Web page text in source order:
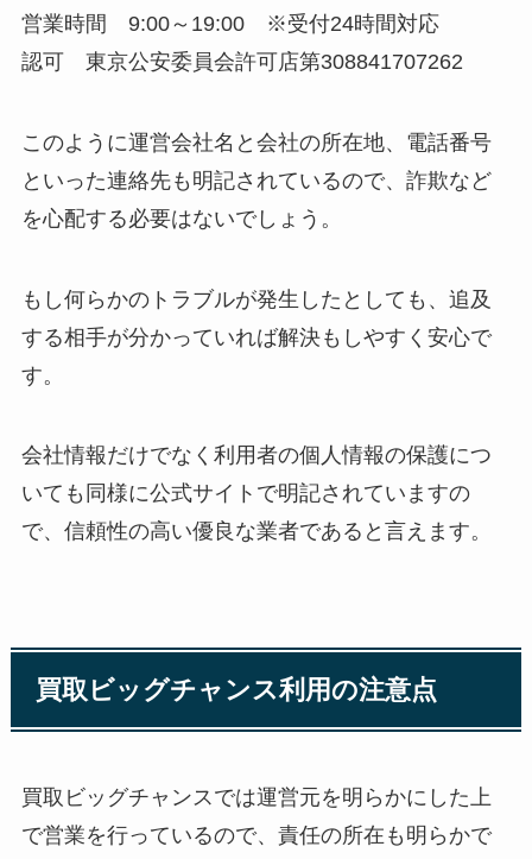
営業時間 9:00～19:00 ※受付24時間対応
認可 東京公安委員会許可店第308841707262
このように運営会社名と会社の所在地、電話番号
といった連絡先も明記されているので、詐欺など
を心配する必要はないでしょう。
もし何らかのトラブルが発生したとしても、追及
する相手が分かっていれば解決もしやすく安心で
す。
会社情報だけでなく利用者の個人情報の保護につ
いても同様に公式サイトで明記されていますの
で、信頼性の高い優良な業者であると言えます。
買取ビッグチャンス利用の注意点
買取ビッグチャンスでは運営元を明らかにした上
で営業を行っているので、責任の所在も明らかで